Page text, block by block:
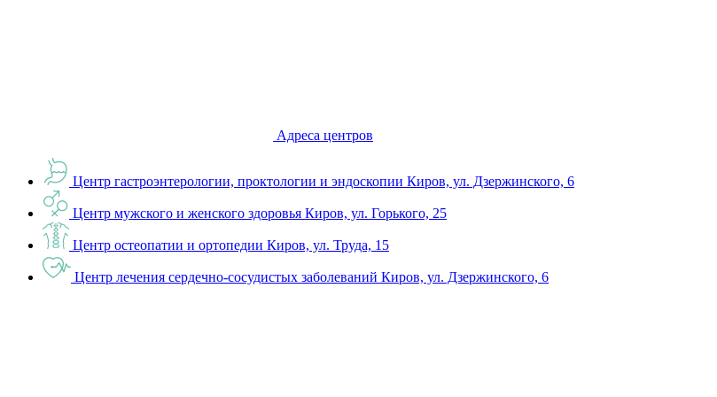
Адреса центров
Центр гастроэнтерологии, проктологии и эндоскопии Киров, ул. Дзержинского, 6
Центр мужского и женского здоровья Киров, ул. Горького, 25
Центр остеопатии и ортопедии Киров, ул. Труда, 15
Центр лечения сердечно-сосудистых заболеваний Киров, ул. Дзержинского, 6